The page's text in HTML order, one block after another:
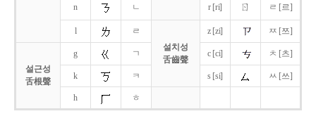
n ㄴ r [ri] ㄖ ㄹ [르]
l
ㄹ
설치성
舌齒聲
z [zi] ㅉ [쯔]
설근성
舌根聲
g ㄱ c [ci] ㅊ [츠]
k ㅋ s [si] ㅆ [쓰]
h ㅎ